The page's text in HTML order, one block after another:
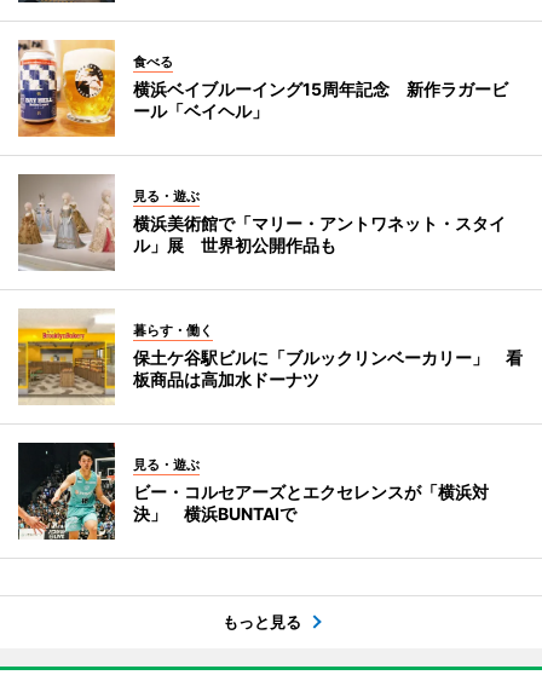
食べる
横浜ベイブルーイング15周年記念 新作ラガービ
ール「ベイヘル」
見る・遊ぶ
横浜美術館で「マリー・アントワネット・スタイ
ル」展 世界初公開作品も
暮らす・働く
保土ケ谷駅ビルに「ブルックリンベーカリー」 看
板商品は高加水ドーナツ
見る・遊ぶ
ビー・コルセアーズとエクセレンスが「横浜対
決」 横浜BUNTAIで
もっと見る